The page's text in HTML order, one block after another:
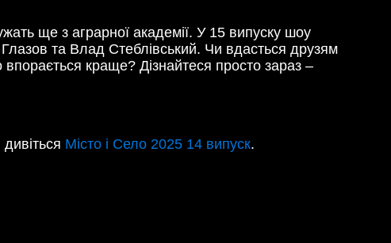
ще з аграрної академії. У 15 випуску шоу
та Влад Стеблівський. Чи вдасться друзям
краще? Дізнайтеся просто зараз –
Місто і Село 2025 14 випуск.